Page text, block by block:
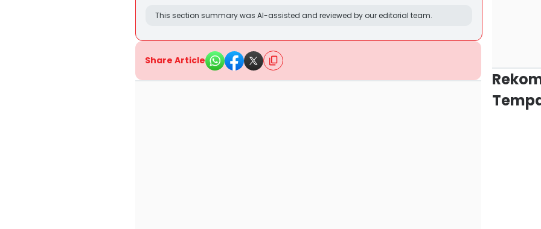
This section summary was AI-assisted and reviewed by our editorial team.
Share Article